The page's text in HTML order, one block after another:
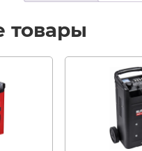
товары